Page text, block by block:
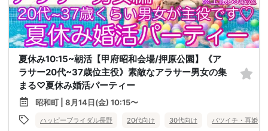
夏休み10:15~朝活【甲府昭和会場/押原公園】《ア
ラサー20代~37歳位主役》素敵なアラサー男女の集
まる♡夏休み婚活パーティー
昭和町 | 8月14日(金) 10:15〜
ハッピーブライダル長野 20代向け 30代向け バツイチ・再婚